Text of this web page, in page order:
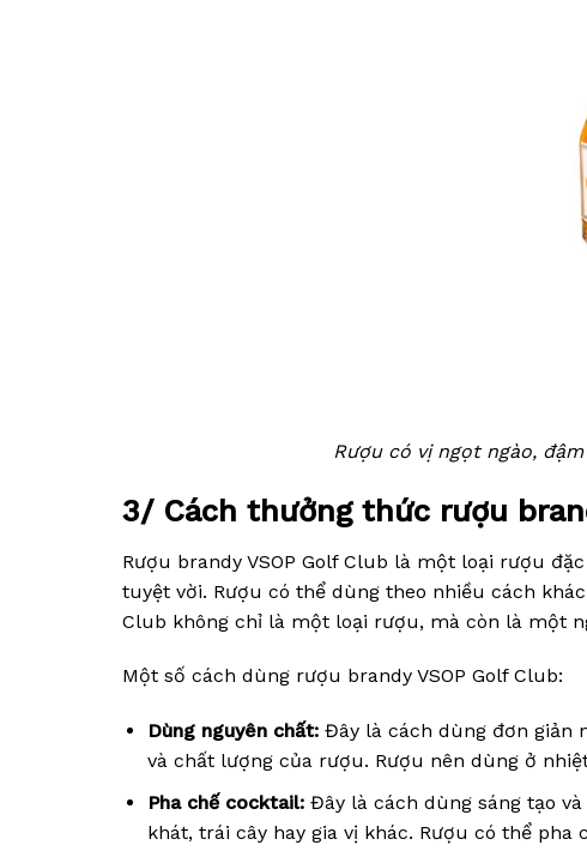
Rượu có vị ngọt ngào,
3/ Cách thưởng thức rượu
Rượu brandy VSOP Golf Club là một loại rượu
tuyệt vời. Rượu có thể dùng theo nhiều cách
Club không chỉ là một loại rượu, mà còn là một
Một số cách dùng rượu brandy VSOP Golf Club:
Dùng nguyên chất:Đây là cách dùng đơn giản
và chất lượng của rượu. Rượu nên dùng ở
Pha chế cocktail:Đây là cách dùng sáng tạo
khát, trái cây hay gia vị khác. Rượu có thể